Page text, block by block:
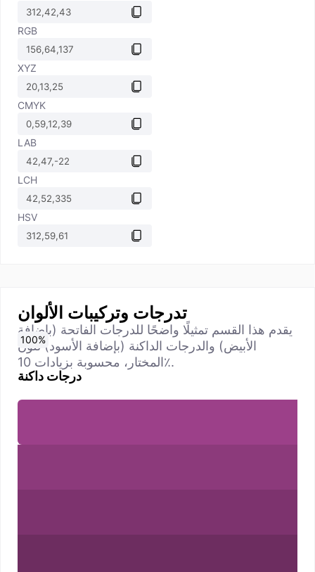
RGB
XYZ
CMYK
LAB
LCH
HSV
تدرجات وتركيبات الألوان
يقدم هذا القسم تمثيلًا واضحًا للدرجات الفاتحة (بإضافة
الأبيض) والدرجات الداكنة (بإضافة الأسود) للون
المختار، محسوبة بزيادات 10٪.
درجات داكنة
0%
10%
20%
30%
40%
50%
60%
70%
80%
90%
100%